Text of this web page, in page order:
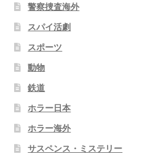
警察捜査海外
スパイ活劇
スポーツ
動物
鉄道
ホラー日本
ホラー海外
サスペンス・ミステリー